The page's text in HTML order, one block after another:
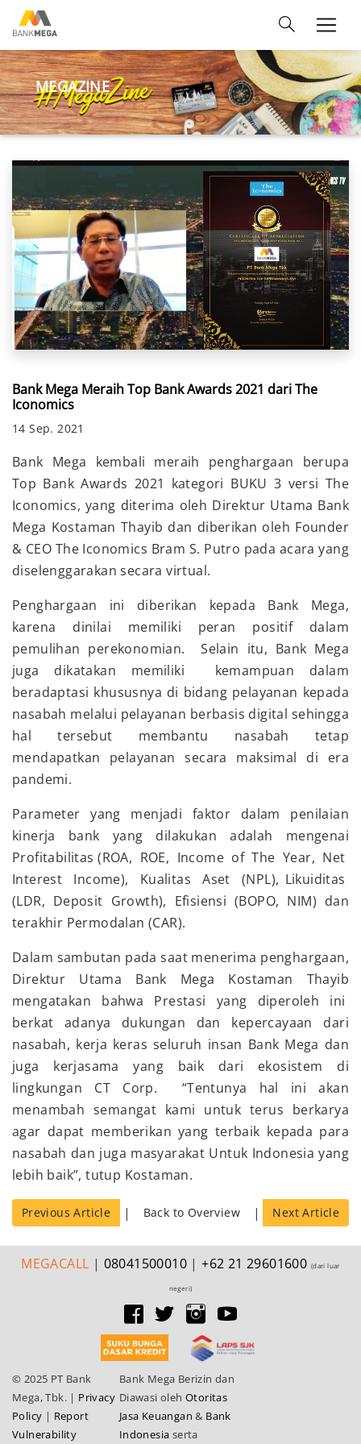
MEGAZINE
Bank Mega Meraih Top Bank Awards 2021 dari The
Iconomics
14 Sep. 2021
Bank Mega kembali meraih penghargaan berupa
Top Bank Awards 2021 kategori BUKU 3 versi The
Iconomics, yang diterima oleh Direktur Utama Bank
Mega Kostaman Thayib dan diberikan oleh Founder
& CEO The Iconomics Bram S. Putro pada acara yang
diselenggarakan secara virtual.
Penghargaan ini diberikan kepada Bank Mega,
karena dinilai memiliki peran positif dalam
pemulihan perekonomian. Selain itu, Bank Mega
juga dikatakan memiliki kemampuan dalam
beradaptasi khususnya di bidang pelayanan kepada
nasabah melalui pelayanan berbasis digital sehingga
hal tersebut membantu nasabah tetap
mendapatkan pelayanan secara maksimal di era
pandemi.
Parameter yang menjadi faktor dalam penilaian
kinerja bank yang dilakukan adalah mengenai
Profitabilitas (ROA, ROE, Income of The Year, Net
Interest Income), Kualitas Aset (NPL), Likuiditas
(LDR, Deposit Growth), Efisiensi (BOPO, NIM) dan
terakhir Permodalan (CAR).
Dalam sambutan pada saat menerima penghargaan,
Direktur Utama Bank Mega Kostaman Thayib
mengatakan bahwa Prestasi yang diperoleh ini
berkat adanya dukungan dan kepercayaan dari
nasabah, kerja keras seluruh insan Bank Mega dan
juga kerjasama yang baik dari ekosistem di
lingkungan CT Corp. “Tentunya hal ini akan
menambah semangat kami untuk terus berkarya
agar dapat memberikan yang terbaik kepada para
nasabah dan juga masyarakat Untuk Indonesia yang
lebih baik”, tutup Kostaman.
Previous Article | Back to Overview | Next Article
MEGACALL | 08041500010 |+62 21 29601600 (dari luar
negeri)
© 2025 PT Bank
Mega, Tbk. | Privacy
Policy | Report
Vulnerability
Bank Mega Berizin dan
Diawasi oleh Otoritas
Jasa Keuangan & Bank
Indonesia serta